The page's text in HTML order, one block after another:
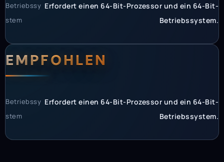
Betriebssy
stem
Erfordert einen 64-Bit-Prozessor und ein 64-Bit-
Betriebssystem.
EMPFOHLEN
Betriebssy
stem
Erfordert einen 64-Bit-Prozessor und ein 64-Bit-
Betriebssystem.